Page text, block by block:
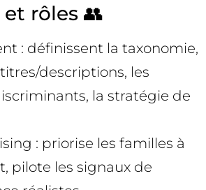
et rôles 👥
: définissent la taxonomie,
descriptions, les
la stratégie de
: priorise les familles à
pilote les signaux de